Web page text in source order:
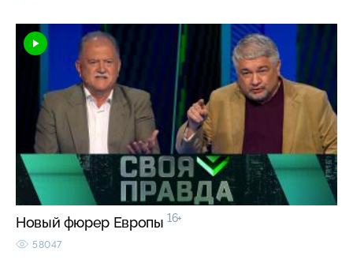
Новый фюрер Европы 16+
58047